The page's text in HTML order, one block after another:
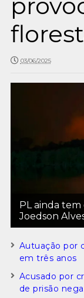
03/06/2025
PL ainda tem
Joedson
Autuação por
em três anos
Acusado por
de prisão